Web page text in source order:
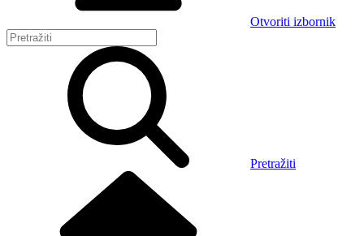
Otvoriti izbornik
Pretražiti